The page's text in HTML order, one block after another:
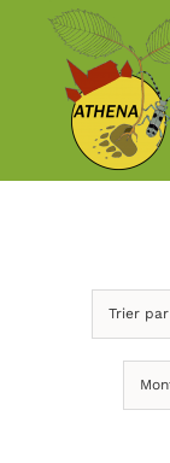
Passer
contenu
Trier par